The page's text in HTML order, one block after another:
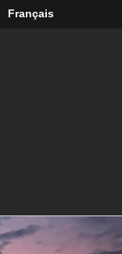
Français